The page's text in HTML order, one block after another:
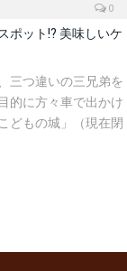
0
ポット!? 美味しいケ
三つ違いの三兄弟を
的に方々車で出かけ
どもの城」（現在閉